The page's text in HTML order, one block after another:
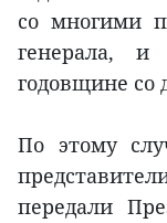
со многими
генерала,
годовщине со
По этому
передали